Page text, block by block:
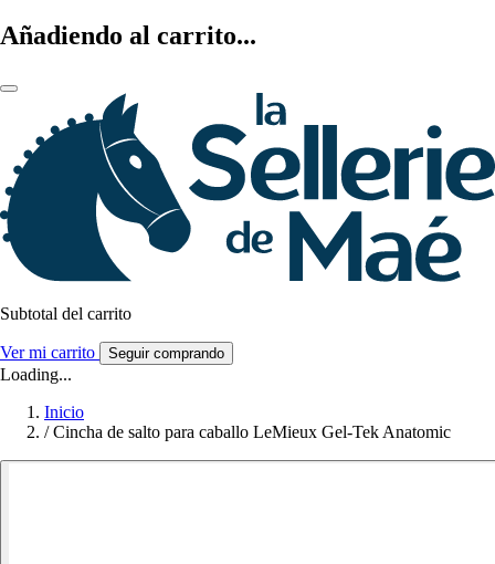
Añadiendo al carrito...
Subtotal del carrito
Ver mi carrito Seguir comprando
Loading...
Inicio
/ Cincha de salto para caballo LeMieux Gel-Tek Anatomic